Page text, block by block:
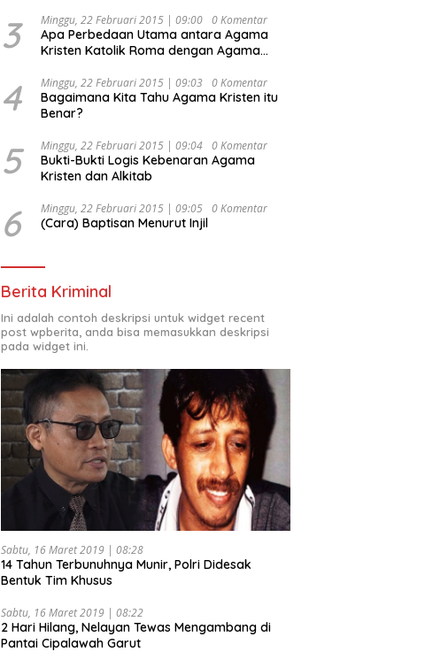
Undang Perekonomian Nasional dan
Kesejahteraan Sosial dalam Menata
Bangsa Menuju Indonesia Emas 2045”,
3 Minggu, 22 Februari 2015 | 09:00 0 Komentar
Apa Perbedaan Utama antara Agama
Kristen Katolik Roma dengan Agama
4 Minggu, 22 Februari 2015 | 09:03 0 Komentar
Bagaimana Kita Tahu Agama Kristen itu
Benar?
5 Minggu, 22 Februari 2015 | 09:04 0 Komentar
Bukti-Bukti Logis Kebenaran Agama
Kristen dan Alkitab
6 Minggu, 22 Februari 2015 | 09:05 0 Komentar
(Cara) Baptisan Menurut Injil
Berita Kriminal
Ini adalah contoh deskripsi untuk widget recent
post wpberita, anda bisa memasukkan deskripsi
pada widget ini.
Sabtu, 16 Maret 2019 | 08:28
14 Tahun Terbunuhnya Munir, Polri Didesak
Bentuk Tim Khusus
Sabtu, 16 Maret 2019 | 08:22
2 Hari Hilang, Nelayan Tewas Mengambang di
Pantai Cipalawah Garut